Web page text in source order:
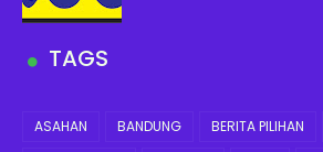
TAGS
ASAHAN BANDUNG BERITA PILIHAN